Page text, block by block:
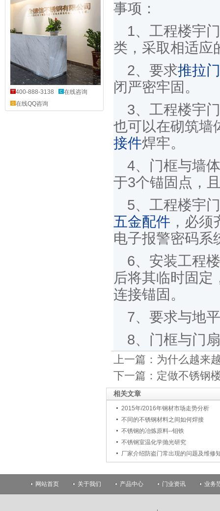
400-888-3138
在线咨询
在线QQ咨询
事项：
1、工程楼宇
类，采取相适应
2、要求推拉门
闭严密牢固。
3、工程楼宇
也可以在砌筑墙
接件焊牢。
4、门框与墙
于3个锚固点，
5、工程楼宇
五金配件 ，必
电子报警密码系
6、安装工程
后将其临时固定
连接锚固。
7、要求与地
8、门框与门
上一篇： 为什么越来
下一篇： 定做不锈钢
相关文章
2015年/2016年钢材市场走势分析
不同的不锈钢材料之间如何焊接
不锈钢的冶炼原料--钼铁
不锈钢室温化学抛光研究
厂家介绍防盗门常出现的问题及维修
网站首页 关于我们 产品中心 门业资讯 业务